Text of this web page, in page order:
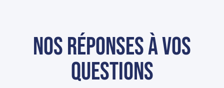
Nos réponses à vos
questions